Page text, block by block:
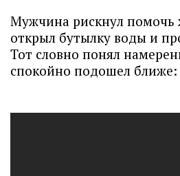
Мужчина рискнул помочь
открыл бутылку воды и
Тот словно понял
спокойно подошел ближе: